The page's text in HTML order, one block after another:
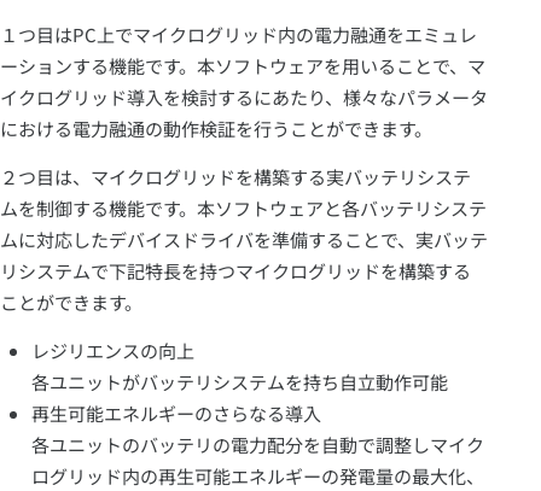
１つ目はPC上でマイクログリッド内の電力融通をエミュレ
ーションする機能です。本ソフトウェアを用いることで、マ
イクログリッド導入を検討するにあたり、様々なパラメータ
における電力融通の動作検証を行うことができます。
２つ目は、マイクログリッドを構築する実バッテリシステ
ムを制御する機能です。本ソフトウェアと各バッテリシステ
ムに対応したデバイスドライバを準備することで、実バッテ
リシステムで下記特長を持つマイクログリッドを構築する
ことができます。
レジリエンスの向上
各ユニットがバッテリシステムを持ち自立動作可能
再生可能エネルギーのさらなる導入
各ユニットのバッテリの電力配分を自動で調整しマイク
ログリッド内の再生可能エネルギーの発電量の最大化、